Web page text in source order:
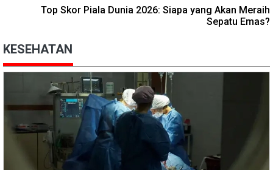
Top Skor Piala Dunia 2026: Siapa yang Akan Meraih
Sepatu Emas?
KESEHATAN